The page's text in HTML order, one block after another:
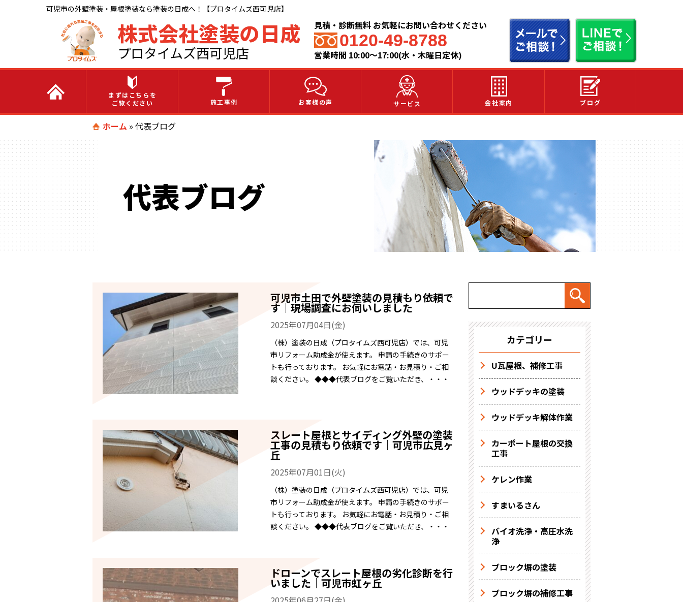
可児市の外壁塗装・屋根塗装なら塗装の日成へ！【プロタイムズ西可児店】
株式会社塗装の日成
プロタイムズ西可児店
見積・診断無料 お気軽にお問い合わせください
0120-49-8788
営業時間 10:00～17:00(水・木曜日定休)
まずはこちらを
ご覧ください
施工事例 お客様の声 サービス 会社案内 ブログ
ホーム » 代表ブログ
代表ブログ
可児市土田で外壁塗装の見積もり依頼で
す｜現場調査にお伺いしました
2025年07月04日(金)
（株）塗装の日成（プロタイムズ西可児店）では、可児
市リフォーム助成金が使えます。 申請の手続きのサポー
トも行っております。 お気軽にお電話・お見積り・ご相
談ください。 ◆◆◆代表ブログをご覧いただき、・・・
スレート屋根とサイディング外壁の塗装
工事の見積もり依頼です｜可児市広見ヶ
丘
2025年07月01日(火)
（株）塗装の日成（プロタイムズ西可児店）では、可児
市リフォーム助成金が使えます。 申請の手続きのサポー
トも行っております。 お気軽にお電話・お見積り・ご相
談ください。 ◆◆◆代表ブログをご覧いただき、・・・
ドローンでスレート屋根の劣化診断を行
いました｜可児市虹ヶ丘
カテゴリー
U瓦屋根、補修工事
ウッドデッキの塗装
ウッドデッキ解体作業
カーポート屋根の交換
工事
ケレン作業
すまいるさん
バイオ洗浄・高圧水洗
浄
ブロック塀の塗装
ブロック塀の補修工事